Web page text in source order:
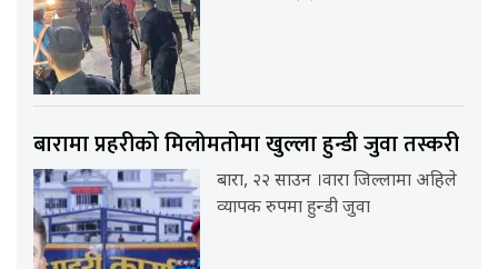
बारामा प्रहरीको मिलोमतोमा खुल्ला हुन्डी जुवा तस्करी
बारा, २२ साउन ।वारा जिल्लामा अहिले
व्यापक रुपमा हुन्डी जुवा